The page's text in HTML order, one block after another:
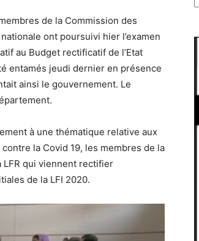
de la Commission des
ont poursuivi hier l’examen
au Budget rectificatif de l’Etat
entamés jeudi dernier en présence
ainsi le gouvernement. Le
à une thématique relative aux
la Covid 19, les membres de la
qui viennent rectifier
de la LFI 2020.